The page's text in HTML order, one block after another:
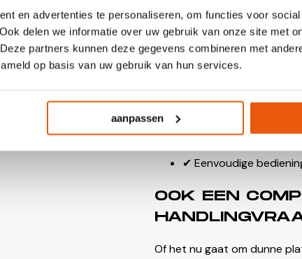
en advertenties te personaliseren, om functies voor
delen we informatie over uw gebruik van onze site met
partners kunnen deze gegevens combineren met
op basis van uw gebruik van hun services.
aanpassen
ons gerealiseerd.
WAT LEVERT
✔ Hogere
✔ Minder handmatige
✔ Eenvoudige
OOK EEN
Of het nu gaat om dunne